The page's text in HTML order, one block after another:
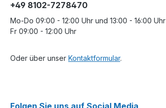
+49 8102-7278470
Mo-Do 09:00 - 12:00 Uhr und 13:00 - 16:00 Uhr
Fr 09:00 - 12:00 Uhr
Oder über unser Kontaktformular.
Folgen Sie uns auf Social Media